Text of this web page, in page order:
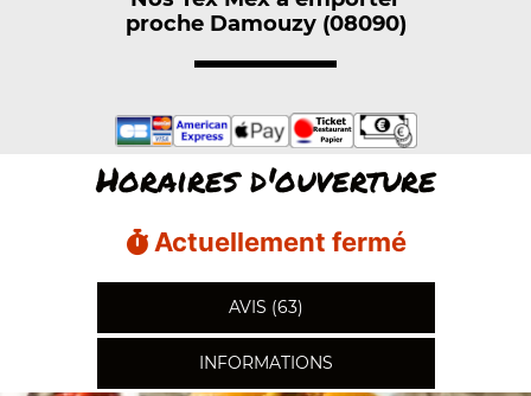
proche Damouzy (08090)
Horaires d'ouverture
Actuellement fermé
AVIS (63)
INFORMATIONS